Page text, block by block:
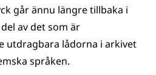
går ännu längre tillbaka i
av det som är
utdragbara lådorna i arkivet
språken.